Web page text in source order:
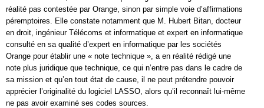
réalité pas contestée par Orange, sinon par simple voie d’affirmations
péremptoires. Elle constate notamment que M. Hubert Bitan, docteur
en droit, ingénieur Télécoms et informatique et expert en informatique
consulté en sa qualité d’expert en informatique par les sociétés
Orange pour établir une « note technique », a en réalité rédigé une
note plus juridique que technique, ce qui n’entre pas dans le cadre de
sa mission et qu’en tout état de cause, il ne peut prétendre pouvoir
apprécier l’originalité du logiciel LASSO, alors qu’il reconnaît lui-même
ne pas avoir examiné ses codes sources.